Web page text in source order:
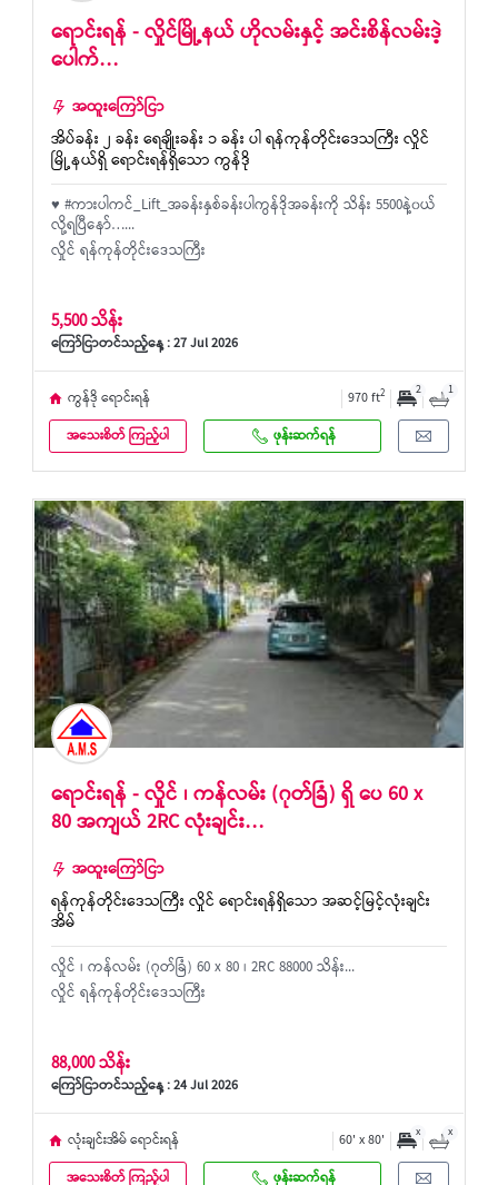
ရောင်းရန် - လှိုင်မြို့နယ် ဟိုလမ်းနှင့် အင်းစိန်လမ်းဒဲ့
ပေါက်…
အထူးကြော်ငြာ
အိပ်ခန်း ၂ ခန်း ရေချိုးခန်း ၁ ခန်း ပါ ရန်ကုန်တိုင်းဒေသကြီး လှိုင်
မြို့နယ်ရှိ ရောင်းရန်ရှိသော ကွန်ဒို
♥️ #ကားပါကင်_Lift_အခန်းနှစ်ခန်းပါကွန်ဒိုအခန်းကို သိန်း 5500နဲ့၀ယ်
လို့ရပြီ​နော်…...
လှိုင် ရန်ကုန်တိုင်းဒေသကြီး
5,500 သိန်း
ကြော်ငြာတင်သည့်နေ့ : 27 Jul 2026
ကွန်ဒို ရောင်းရန် 970 ft2 2 1
အသေးစိတ် ကြည့်ပါ ဖုန်းဆက်ရန်
ရောင်းရန် - လှိုင် ၊ ကန်လမ်း (ဂုတ်ခြံ) ရှိ ပေ 60 x
80 အကျယ် 2RC လုံးချင်း…
အထူးကြော်ငြာ
ရန်ကုန်တိုင်းဒေသကြီး လှိုင် ရောင်းရန်ရှိသော အဆင့်မြင့်လုံးချင်း
အိမ်
လှိုင် ၊ ကန်လမ်း (ဂုတ်ခြံ) 60 x 80 ၊ 2RC 88000 သိန်း...
လှိုင် ရန်ကုန်တိုင်းဒေသကြီး
88,000 သိန်း
ကြော်ငြာတင်သည့်နေ့ : 24 Jul 2026
လုံးချင်းအိမ် ရောင်းရန် 60' x 80' x x
အသေးစိတ် ကြည့်ပါ ဖုန်းဆက်ရန်